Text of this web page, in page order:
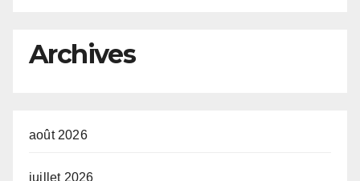
Archives
août 2026
juillet 2026